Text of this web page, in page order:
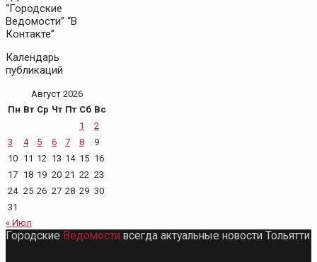
“Городские
Ведомости” “В
Контакте”
Календарь
публикаций
Август 2026
Пн Вт Ср Чт Пт Сб Вс
1
2
3
4 5 6 7 8
9
10 11 12 13 14 15 16
17 18 19 20 21 22 23
24 25 26 27 28 29 30
31
« Июл
Городские Ведомости всегда актуальные новости Тольятти